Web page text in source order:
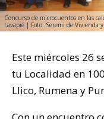
Concurso de microcuentos en las
Lavapié | Foto: Seremi de Vivienda
Este miércoles 26
tu Localidad en
Llico, Rumena y